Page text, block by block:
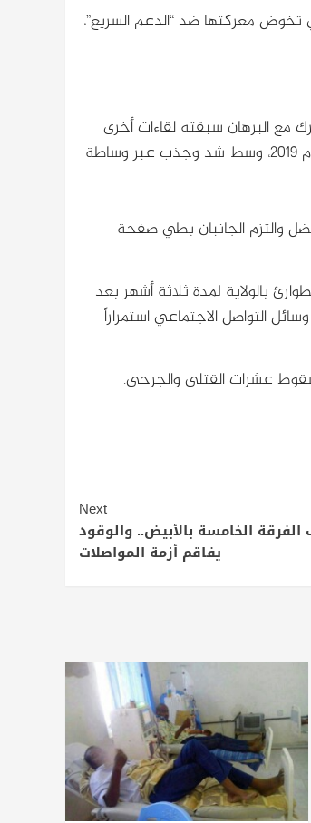
معركتها ضد “الدعم السريع”،
مع البرهان سبقته لقاءات أخرى
مباشرة بين وفد النظارتين حيث تناقشا فيها عن كل المشاكل التي حدثت منذ العام 2019، وسط شد وجذب عبر وساطة
والتزم الجانبان بطي صفحة
بالولاية لمدة ثلاثة أشهر بعد
التواصل الاجتماعي استمراراً
عشرات القتلى والجرحى.
Next
الخامسة بالأبيض.. والوقود
يفاقم أزمة المواصلات